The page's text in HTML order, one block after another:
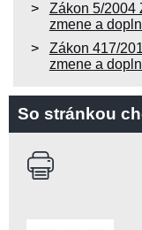
Zákon 5/2004
zmene a
Zákon 417/
zmene a
So stránkou